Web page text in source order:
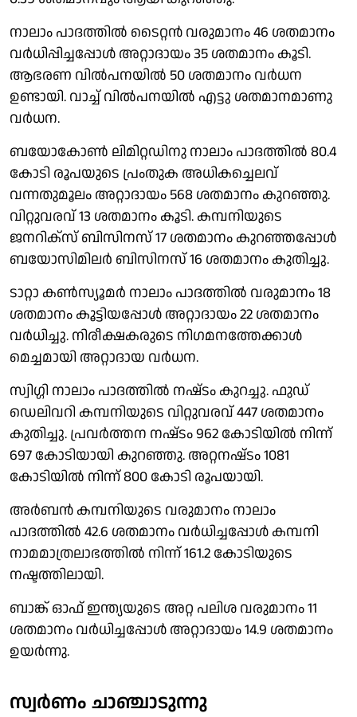
നാലാം പാദത്തിൽ ടൈറ്റൻ വരുമാനം 46 ശതമാനം
വർധിപ്പിച്ചപ്പോൾ അറ്റാദായം 35 ശതമാനം കൂടി.
ആഭരണ വിൽപനയിൽ 50 ശതമാനം വർധന
ഉണ്ടായി. വാച്ച് വിൽപനയിൽ എട്ടു ശതമാനമാണു
വർധന.
ബയോകോൺ ലിമിറ്റഡിനു നാലാം പാദത്തിൽ 80.4
കോടി രൂപയുടെ പ്രംതുക അധികച്ചെലവ്
വന്നതുമൂലം അറ്റാദായം 568 ശതമാനം കുറഞ്ഞു.
വിറ്റുവരവ് 13 ശതമാനം കൂടി. കമ്പനിയുടെ
ജനറിക്സ് ബിസിനസ് 17 ശതമാനം കുറഞ്ഞപ്പോൾ
ബയോസിമിലർ ബിസിനസ് 16 ശതമാനം കുതിച്ചു.
ടാറ്റാ കൺസ്യൂമർ നാലാം പാദത്തിൽ വരുമാനം 18
ശതമാനം കൂട്ടിയപ്പോൾ അറ്റാദായം 22 ശതമാനം
വർധിച്ചു. നിരീക്ഷകരുടെ നിഗമനത്തേക്കാൾ
മെച്ചമായി അറ്റാദായ വർധന.
സ്വിഗ്ഗി നാലാം പാദത്തിൽ നഷ്‌ടം കുറച്ചു. ഫുഡ്
ഡെലിവറി കമ്പനിയുടെ വിറ്റുവരവ് 447 ശതമാനം
കുതിച്ചു. പ്രവർത്തന നഷ്‌ടം 962 കോടിയിൽ നിന്ന്
697 കോടിയായി കുറഞ്ഞു. അറ്റനഷ്‌ടം 1081
കോടിയിൽ നിന്ന് 800 കോടി രൂപയായി.
അർബൻ കമ്പനിയുടെ വരുമാനം നാലാം
പാദത്തിൽ 42.6 ശതമാനം വർധിച്ചപ്പോൾ കമ്പനി
നാമമാത്രലാഭത്തിൽ നിന്ന് 161.2 കോടിയുടെ
നഷ്ടത്തിലായി.
ബാങ്ക് ഓഫ് ഇന്ത്യയുടെ അറ്റ പലിശ വരുമാനം 11
ശതമാനം വർധിച്ചപ്പോൾ അറ്റാദായം 14.9 ശതമാനം
ഉയർന്നു.
സ്വർണം ചാഞ്ചാടുന്നു